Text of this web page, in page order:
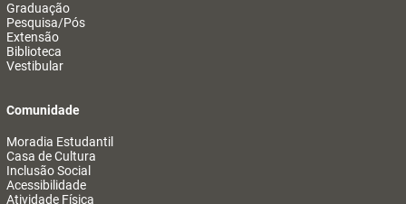
Graduação
Pesquisa/Pós
Extensão
Biblioteca
Vestibular
Comunidade
Moradia Estudantil
Casa de Cultura
Inclusão Social
Acessibilidade
Atividade Física